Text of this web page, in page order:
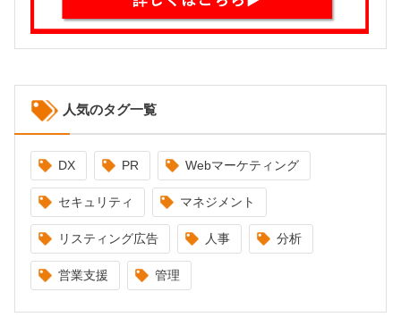
人気のタグ一覧
DX PR Webマーケティング
セキュリティ マネジメント
リスティング広告 人事 分析
営業支援 管理